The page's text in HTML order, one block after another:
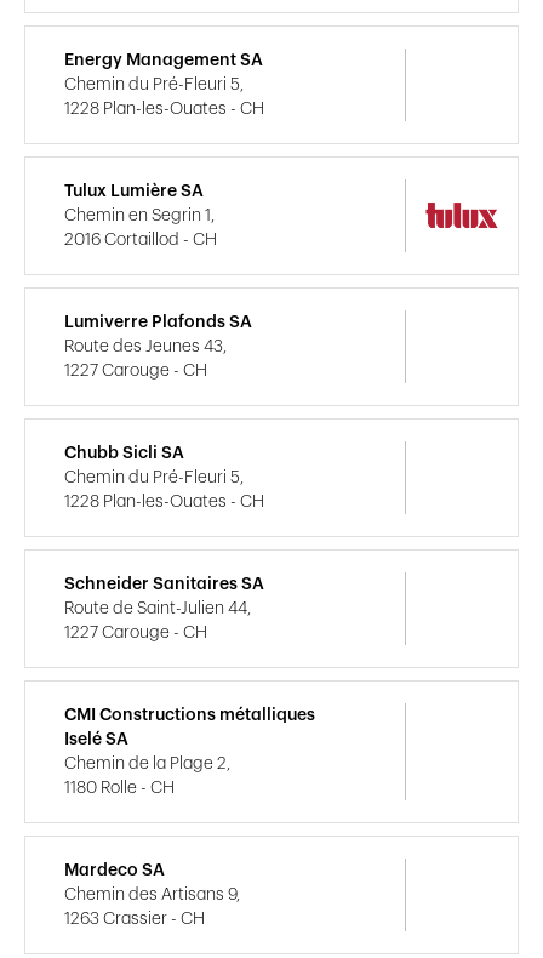
Energy Management SA
Chemin du Pré-Fleuri 5,
1228 Plan-les-Ouates - CH
Tulux Lumière SA
Chemin en Segrin 1,
2016 Cortaillod - CH
Lumiverre Plafonds SA
Route des Jeunes 43,
1227 Carouge - CH
Chubb Sicli SA
Chemin du Pré-Fleuri 5,
1228 Plan-les-Ouates - CH
Schneider Sanitaires SA
Route de Saint-Julien 44,
1227 Carouge - CH
CMI Constructions métalliques
Iselé SA
Chemin de la Plage 2,
1180 Rolle - CH
Mardeco SA
Chemin des Artisans 9,
1263 Crassier - CH